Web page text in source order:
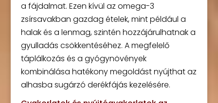
a fájdalmat. Ezen kívül az omega-3
zsírsavakban gazdag ételek, mint például a
halak és a lenmag, szintén hozzájárulhatnak a
gyulladás csökkentéséhez. A megfelelő
táplálkozás és a gyógynövények
kombinálása hatékony megoldást nyújthat az
alhasba sugárzó derékfájás kezelésére.